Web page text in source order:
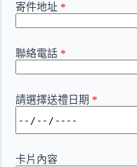
寄件地址 *
聯絡電話 *
請選擇送禮日期 *
卡片內容